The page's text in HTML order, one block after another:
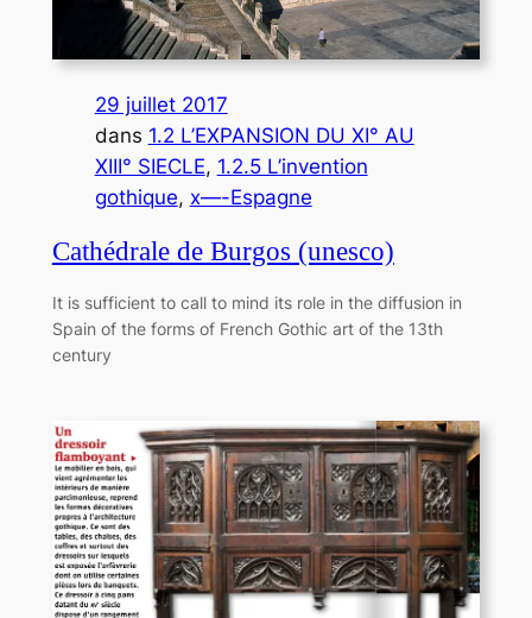
29 juillet 2017
dans 1.2 L’EXPANSION DU XI° AU
XIII° SIECLE, 1.2.5 L’invention
gothique, x—-Espagne
Cathédrale de Burgos (unesco)
It is sufficient to call to mind its role in the diffusion in
Spain of the forms of French Gothic art of the 13th
century